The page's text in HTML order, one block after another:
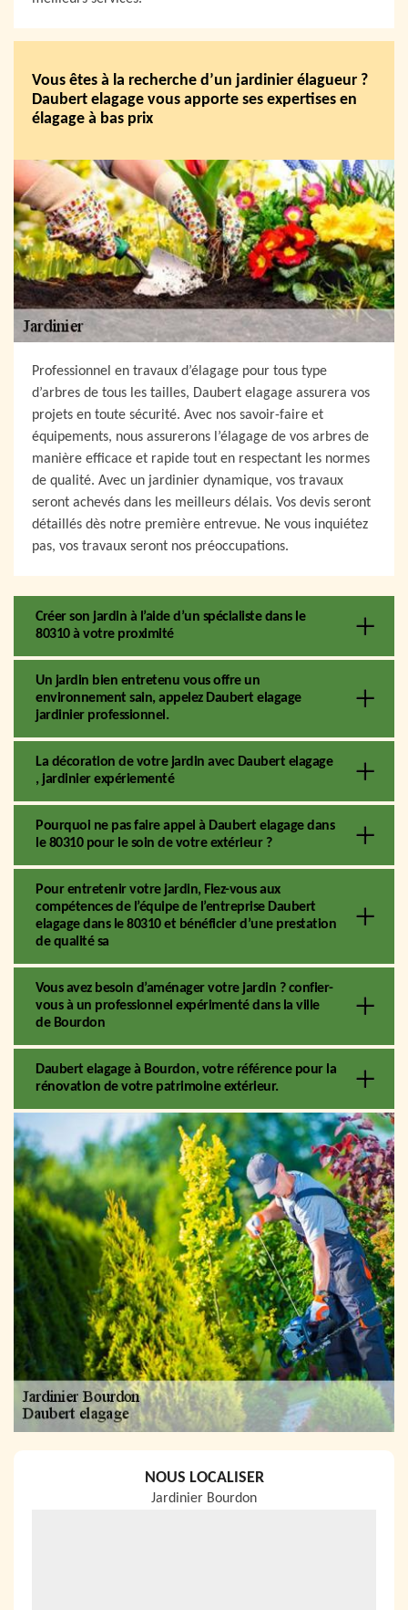
Vous êtes à la recherche d’un jardinier élagueur ?
Daubert elagage vous apporte ses expertises en
élagage à bas prix
Professionnel en travaux d’élagage pour tous type
d’arbres de tous les tailles, Daubert elagage assurera vos
projets en toute sécurité. Avec nos savoir-faire et
équipements, nous assurerons l’élagage de vos arbres de
manière efficace et rapide tout en respectant les normes
de qualité. Avec un jardinier dynamique, vos travaux
seront achevés dans les meilleurs délais. Vos devis seront
détaillés dès notre première entrevue. Ne vous inquiétez
pas, vos travaux seront nos préoccupations.
Créer son jardin à l’aide d’un spécialiste dans le
80310 à votre proximité
Un jardin bien entretenu vous offre un
environnement sain, appelez Daubert elagage
jardinier professionnel.
La décoration de votre jardin avec Daubert elagage
, jardinier expériementé
Pourquoi ne pas faire appel à Daubert elagage dans
le 80310 pour le soin de votre extérieur ?
Pour entretenir votre jardin, Fiez-vous aux
compétences de l’équipe de l’entreprise Daubert
elagage dans le 80310 et bénéficier d’une prestation
de qualité sa
Vous avez besoin d’aménager votre jardin ? confier-
vous à un professionnel expérimenté dans la ville
de Bourdon
Daubert elagage à Bourdon, votre référence pour la
rénovation de votre patrimoine extérieur.
NOUS LOCALISER
Jardinier Bourdon